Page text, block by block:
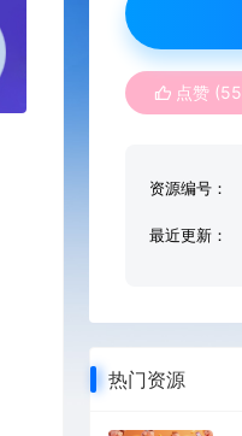
点赞 (55
资源编号：
最近更新：
热门资源